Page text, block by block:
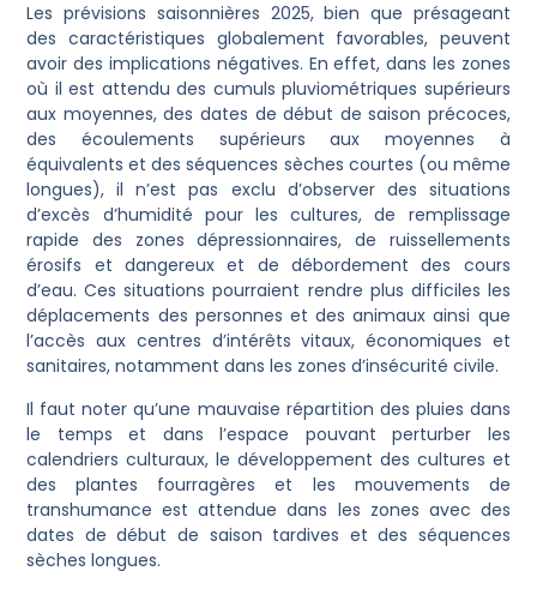
Les prévisions saisonnières 2025, bien que présageant
des caractéristiques globalement favorables, peuvent
avoir des implications négatives. En effet, dans les zones
où il est attendu des cumuls pluviométriques supérieurs
aux moyennes, des dates de début de saison précoces,
des écoulements supérieurs aux moyennes à
équivalents et des séquences sèches courtes (ou même
longues), il n’est pas exclu d’observer des situations
d’excès d’humidité pour les cultures, de remplissage
rapide des zones dépressionnaires, de ruissellements
érosifs et dangereux et de débordement des cours
d’eau. Ces situations pourraient rendre plus difficiles les
déplacements des personnes et des animaux ainsi que
l’accès aux centres d’intérêts vitaux, économiques et
sanitaires, notamment dans les zones d’insécurité civile.
Il faut noter qu’une mauvaise répartition des pluies dans
le temps et dans l’espace pouvant perturber les
calendriers culturaux, le développement des cultures et
des plantes fourragères et les mouvements de
transhumance est attendue dans les zones avec des
dates de début de saison tardives et des séquences
sèches longues.